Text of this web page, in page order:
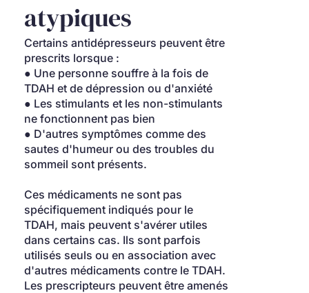
atypiques
Certains antidépresseurs peuvent être
prescrits lorsque :
● Une personne souffre à la fois de
TDAH et de dépression ou d'anxiété
● Les stimulants et les non-stimulants
ne fonctionnent pas bien
● D'autres symptômes comme des
sautes d'humeur ou des troubles du
sommeil sont présents.
Ces médicaments ne sont pas
spécifiquement indiqués pour le
TDAH, mais peuvent s'avérer utiles
dans certains cas. Ils sont parfois
utilisés seuls ou en association avec
d'autres médicaments contre le TDAH.
Les prescripteurs peuvent être amenés